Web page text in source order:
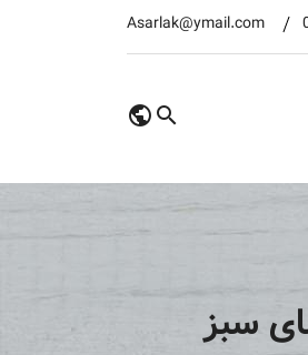
Asarlak@ymail.com
سبز